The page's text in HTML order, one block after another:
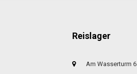
Reislager
Am Wasserturm 6